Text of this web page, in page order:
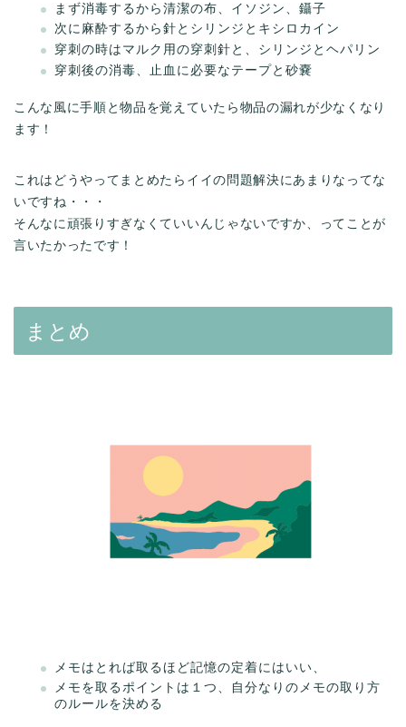
まず消毒するから清潔の布、イソジン、鑷子
次に麻酔するから針とシリンジとキシロカイン
穿刺の時はマルク用の穿刺針と、シリンジとヘパリン
穿刺後の消毒、止血に必要なテープと砂嚢
こんな風に手順と物品を覚えていたら物品の漏れが少なくなり
ます！
これはどうやってまとめたらイイの問題解決にあまりなってな
いですね・・・
そんなに頑張りすぎなくていいんじゃないですか、ってことが
言いたかったです！
まとめ
メモはとれば取るほど記憶の定着にはいい、
メモを取るポイントは１つ、自分なりのメモの取り方
のルールを決める